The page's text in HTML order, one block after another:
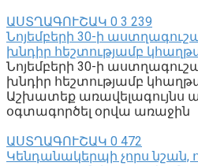
ԱՍՏՂԱԳՈՒՇԱԿ 0 3 239
Նոյեմբերի 30-ի
խնդիր հեշտությամբ
Նոյեմբերի 30-ի
խնդիր հեշտությամբ
Աշխատեք առավելագույնս
օգտագործել օրվա առաջին
ԱՍՏՂԱԳՈՒՇԱԿ 0 472
Կենդանակերպի չորս նշան,